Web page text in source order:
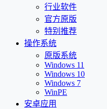
行业软件
官方原版
特别推荐
操作系统
原版系统
Windows 11
Windows 10
Windows 7
WinPE
安卓应用